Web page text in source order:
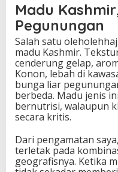
Madu
Pegunungan
Salah satu
madu Kashmir.
cenderung gelap,
Konon, lebah di
bunga liar
berbeda. Madu jenis
bernutrisi, walaupun
secara kritis.
Dari pengamatan
terletak pada
geografisnya. Ketika